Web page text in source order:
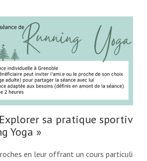
sa pratique sportive
Yoga »
en leur offrant un cours particulier